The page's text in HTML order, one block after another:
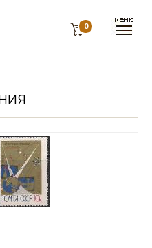
0